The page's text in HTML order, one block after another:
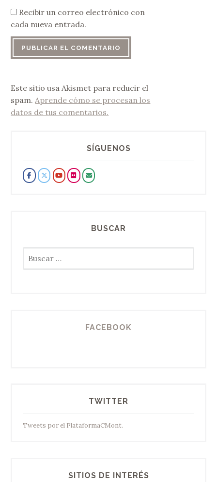
Recibir un correo electrónico con
cada nueva entrada.
Este sitio usa Akismet para reducir el
spam. Aprende cómo se procesan los
datos de tus comentarios.
SÍGUENOS
BUSCAR
FACEBOOK
TWITTER
Tweets por el PlataformaCMont.
SITIOS DE INTERÉS